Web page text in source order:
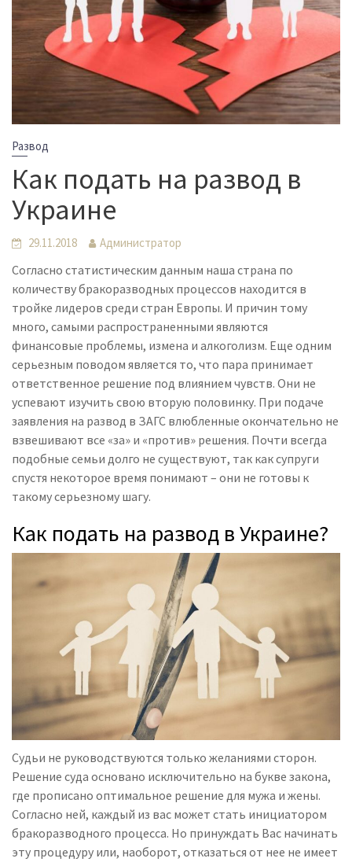
Развод
Как подать на развод в
Украине
29.11.2018 Администратор
Согласно статистическим данным наша страна по
количеству бракоразводных процессов находится в
тройке лидеров среди стран Европы. И причин тому
много, самыми распространенными являются
финансовые проблемы, измена и алкоголизм. Еще одним
серьезным поводом является то, что пара принимает
ответственное решение под влиянием чувств. Они не
успевают изучить свою вторую половинку. При подаче
заявления на развод в ЗАГС влюбленные окончательно не
взвешивают все «за» и «против» решения. Почти всегда
подобные семьи долго не существуют, так как супруги
спустя некоторое время понимают – они не готовы к
такому серьезному шагу.
Как подать на развод в Украине?
Судьи не руководствуются только желаниями сторон.
Решение суда основано исключительно на букве закона,
где прописано оптимальное решение для мужа и жены.
Согласно ней, каждый из вас может стать инициатором
бракоразводного процесса. Но принуждать Вас начинать
эту процедуру или, наоборот, отказаться от нее не имеет